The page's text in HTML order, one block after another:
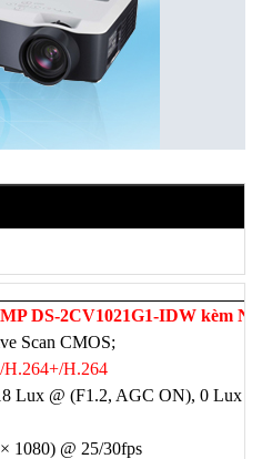
DS-2CV1021G1-IDW kèm
Scan CMOS;
H.264
Lux @ (F1.2, AGC ON), 0 Lux
1080) @ 25/30fps